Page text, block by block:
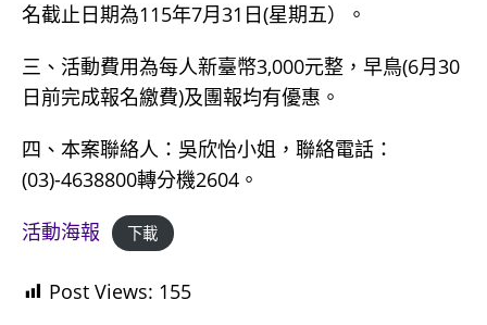
名截止日期為115年7月31日(星期五）。
三、活動費用為每人新臺幣3,000元整，早鳥(6月30
日前完成報名繳費)及團報均有優惠。
四、本案聯絡人：吳欣怡小姐，聯絡電話：
(03)-4638800轉分機2604。
活動海報
下載
Post Views: 155